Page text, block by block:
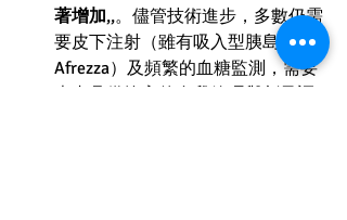
著增加,,。儘管技術進步，多數仍需
要皮下注射（雖有吸入型胰島素
Afrezza）及頻繁的血糖監測，需要